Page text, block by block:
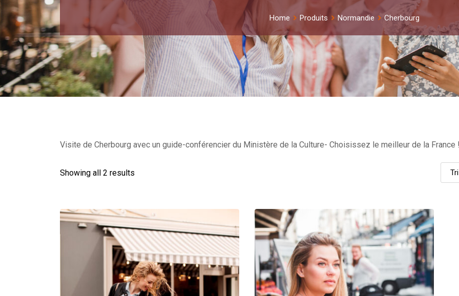
Home Produits Normandie Cherbourg
Visite de Cherbourg avec un guide-conférencier du Ministère de la Culture- Choisissez le meilleur de la France
Showing all 2 results